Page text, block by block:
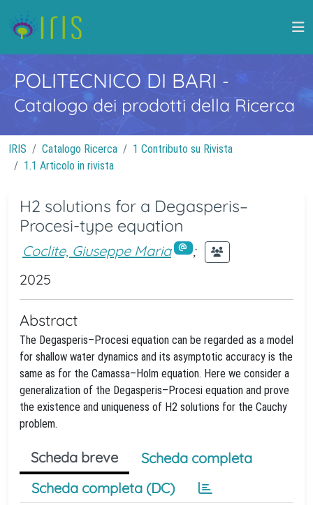
POLITECNICO DI BARI -
Catalogo dei prodotti della Ricerca
IRIS Catalogo Ricerca
1 Contributo su Rivista
1.1 Articolo in rivista
H2 solutions for a Degasperis–
Procesi-type equation
Coclite, Giuseppe Maria
;
2025
Abstract
The Degasperis–Procesi equation can be regarded as a model
for shallow water dynamics and its asymptotic accuracy is the
same as for the Camassa–Holm equation. Here we consider a
generalization of the Degasperis–Procesi equation and prove
the existence and uniqueness of H2 solutions for the Cauchy
problem.
Scheda breve
Scheda completa
Scheda completa (DC)